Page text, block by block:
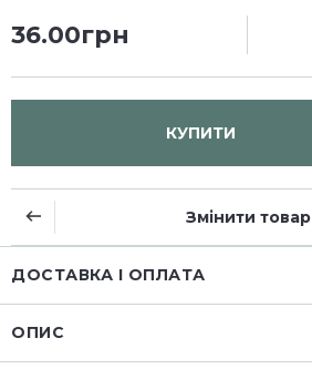
36.00грн
КУПИТИ
Змінити товар
ДОСТАВКА І ОПЛАТА
ОПИС